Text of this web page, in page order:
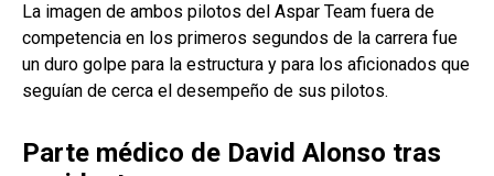
La imagen de ambos pilotos del Aspar Team fuera de
competencia en los primeros segundos de la carrera fue
un duro golpe para la estructura y para los aficionados que
seguían de cerca el desempeño de sus pilotos.
Parte médico de David Alonso tras